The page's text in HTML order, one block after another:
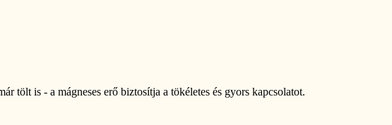
is - a mágneses erő biztosítja a tökéletes és gyors kapcsolatot.